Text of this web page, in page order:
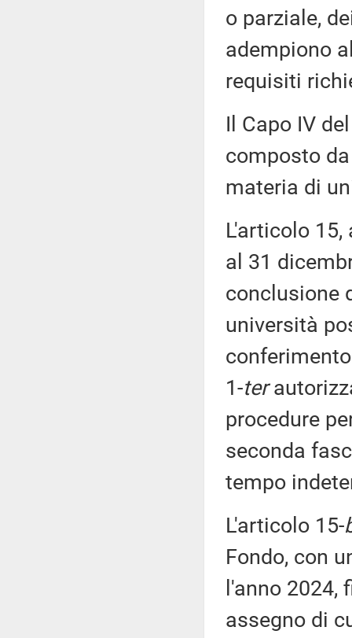
o parziale,
adempiono
requisiti
Il Capo IV
composto
materia di
L'articolo
al 31
conclusione
università
1-ter
procedure
seconda
tempo
L'articolo 15-
Fondo, con
l'anno
assegno di